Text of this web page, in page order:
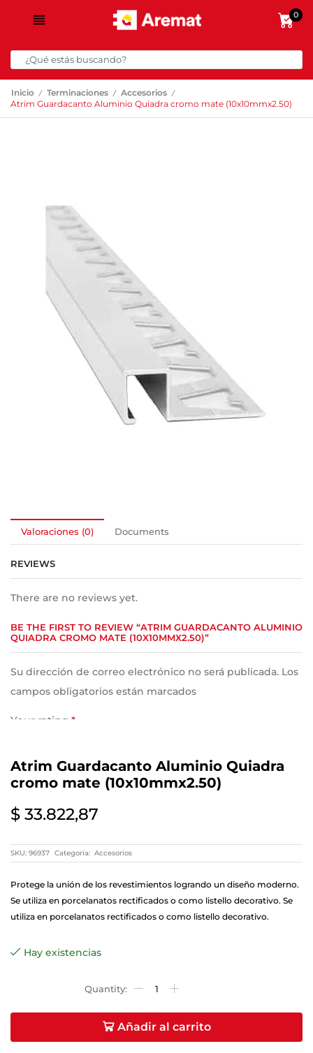
0
Inicio / Terminaciones / Accesorios /
Atrim Guardacanto Aluminio Quiadra cromo mate (10x10mmx2.50)
Valoraciones (0) Documents
REVIEWS
There are no reviews yet.
BE THE FIRST TO REVIEW “ATRIM GUARDACANTO ALUMINIO
QUIADRA CROMO MATE (10X10MMX2.50)”
Su dirección de correo electrónico no será publicada. Los
campos obligatorios están marcados
Your rating *
Your review*
Name *
Email*
Atrim Guardacanto Aluminio Quiadra
cromo mate (10x10mmx2.50)
$ 33.822,87
SKU: 96937 Categoría: Accesorios
Protege la unión de los revestimientos logrando un diseño moderno.
Se utiliza en porcelanatos rectificados o como listello decorativo. Se
utiliza en porcelanatos rectificados o como listello decorativo.
Hay existencias
Añadir al carrito